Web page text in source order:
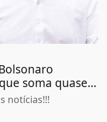
soma quase...
notícias!!!